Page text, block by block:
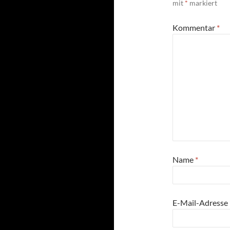
mit * markiert
Kommentar *
Name *
E-Mail-Adresse